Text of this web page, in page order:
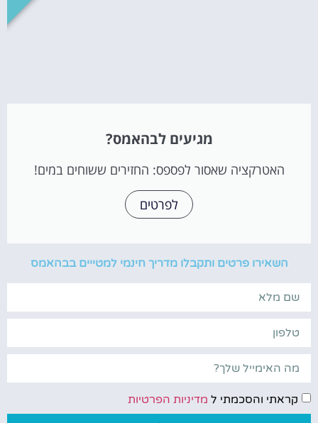
מגיעים לבהאמס?
האטרקציה שאסור לפספס: החזירים ששוחים במים!
לפרטים
השאירו פרטים ותקבלו מדריך חינמי למטייים בבהאמס
קראתי והסכמתי ל מדיניות הפרטיות